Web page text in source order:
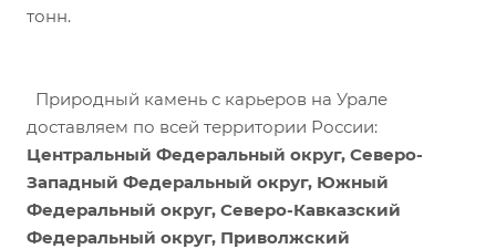
тонн.
Природный камень с карьеров на Урале
доставляем по всей территории России:
Центральный Федеральный округ, Северо-
Западный Федеральный округ, Южный
Федеральный округ, Северо-Кавказский
Федеральный округ, Приволжский